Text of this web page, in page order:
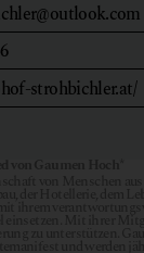
strohbichler.at/